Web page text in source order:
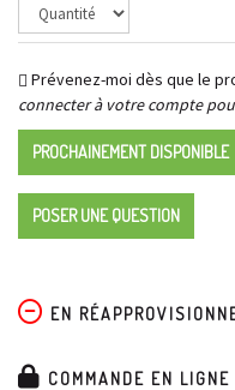
Prévenez-moi dès que le
connecter à votre compte
PROCHAINEMENT DISPONIBLE
POSER UNE QUESTION
EN
COMMANDE EN